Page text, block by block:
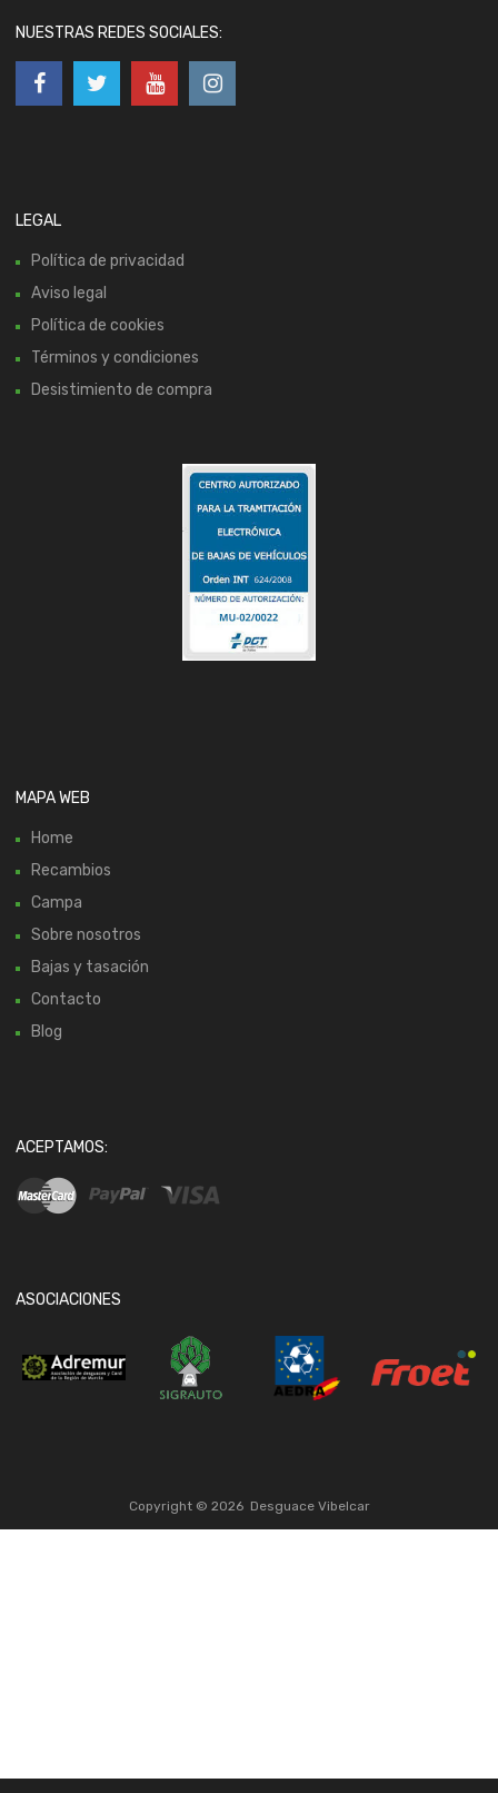
NUESTRAS REDES SOCIALES:
LEGAL
Política de privacidad
Aviso legal
Política de cookies
Términos y condiciones
Desistimiento de compra
MAPA WEB
Home
Recambios
Campa
Sobre nosotros
Bajas y tasación
Contacto
Blog
ACEPTAMOS:
ASOCIACIONES
Copyright © 2026 Desguace Vibelcar